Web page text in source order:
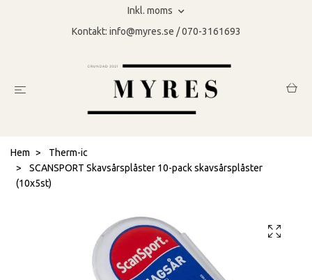
Inkl. moms
Kontakt: info@myres.se / 070-3161693
Hem
Therm-ic
SCANSPORT Skavsårsplåster 10-pack skavsårsplåster
(10x5st)